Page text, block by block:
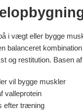
i vægt eller bygge
balanceret
og restitution. Basen
vil bygge muskler
valleprotein
efter træning